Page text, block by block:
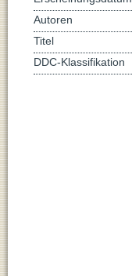
Autoren
Titel
DDC-Klassifikation